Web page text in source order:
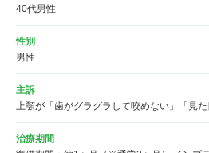
40代男性
性別
男性
主訴
上顎が「歯がグラグラして咬めない」「見た
治療期間